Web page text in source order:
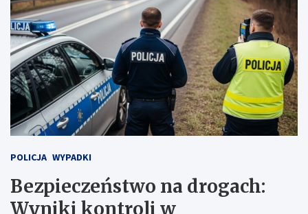
POLICJA WYPADKI
Bezpieczeństwo na drogach:
Wyniki kontroli w